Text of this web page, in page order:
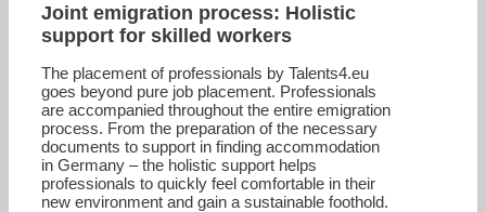
Joint emigration process: Holistic
support for skilled workers
The placement of professionals by Talents4.eu
goes beyond pure job placement. Professionals
are accompanied throughout the entire emigration
process. From the preparation of the necessary
documents to support in finding accommodation
in Germany – the holistic support helps
professionals to quickly feel comfortable in their
new environment and gain a sustainable foothold.